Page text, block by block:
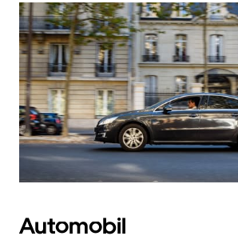
Automobil